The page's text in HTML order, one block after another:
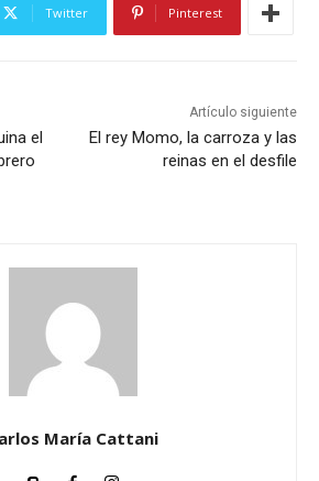
Twitter Pinterest
el
Artículo siguiente
El rey Momo, la carroza y las
reinas en el desfile
María Cattani